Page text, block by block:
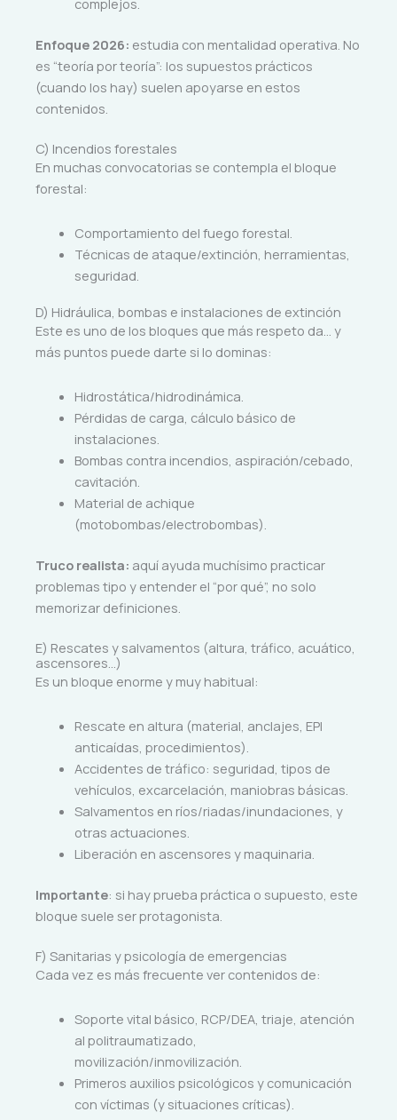
Enfoque 2026: estudia con mentalidad operativa. No
es “teoría por teoría”: los supuestos prácticos
(cuando los hay) suelen apoyarse en estos
contenidos.
C) Incendios forestales
En muchas convocatorias se contempla el bloque
forestal:
Comportamiento del fuego forestal.
Técnicas de ataque/extinción, herramientas,
seguridad.
D) Hidráulica, bombas e instalaciones de extinción
Este es uno de los bloques que más respeto da… y
más puntos puede darte si lo dominas:
Hidrostática/hidrodinámica.
Pérdidas de carga, cálculo básico de
instalaciones.
Bombas contra incendios, aspiración/cebado,
cavitación.
Material de achique
(motobombas/electrobombas).
Truco realista: aquí ayuda muchísimo practicar
problemas tipo y entender el “por qué”, no solo
memorizar definiciones.
E) Rescates y salvamentos (altura, tráfico, acuático,
ascensores…)
Es un bloque enorme y muy habitual:
Rescate en altura (material, anclajes, EPI
anticaídas, procedimientos).
Accidentes de tráfico: seguridad, tipos de
vehículos, excarcelación, maniobras básicas.
Salvamentos en ríos/riadas/inundaciones, y
otras actuaciones.
Liberación en ascensores y maquinaria.
Importante: si hay prueba práctica o supuesto, este
bloque suele ser protagonista.
F) Sanitarias y psicología de emergencias
Cada vez es más frecuente ver contenidos de:
Soporte vital básico, RCP/DEA, triaje, atención
al politraumatizado,
movilización/inmovilización.
Primeros auxilios psicológicos y comunicación
con víctimas (y situaciones críticas).